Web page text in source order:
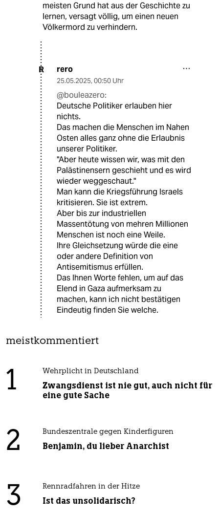
meisten Grund hat aus der Geschichte zu
lernen, versagt völlig, um einen neuen
Völkermord zu verhindern.
R rero
25.05.2025, 00:50 Uhr
@bouleazero:
Deutsche Politiker erlauben hier
nichts.
Das machen die Menschen im Nahen
Osten alles ganz ohne die Erlaubnis
unserer Politiker.
"Aber heute wissen wir, was mit den
Palästinensern geschieht und es wird
wieder weggeschaut."
Man kann die Kriegsführung Israels
kritisieren. Sie ist extrem.
Aber bis zur industriellen
Massentötung von mehren Millionen
Menschen ist noch eine Weile.
Ihre Gleichsetzung würde die eine
oder andere Definition von
Antisemitismus erfüllen.
Das Ihnen Worte fehlen, um auf das
Elend in Gaza aufmerksam zu
machen, kann ich nicht bestätigen
Eindeutig finden Sie welche.
meistkommentiert
1 Wehrplicht in Deutschland
Zwangsdienst ist nie gut, auch nicht für
eine gute Sache
2 Bundeszentrale gegen Kinderfiguren
Benjamin, du lieber Anarchist
3 Rennradfahren in der Hitze
Ist das unsolidarisch?